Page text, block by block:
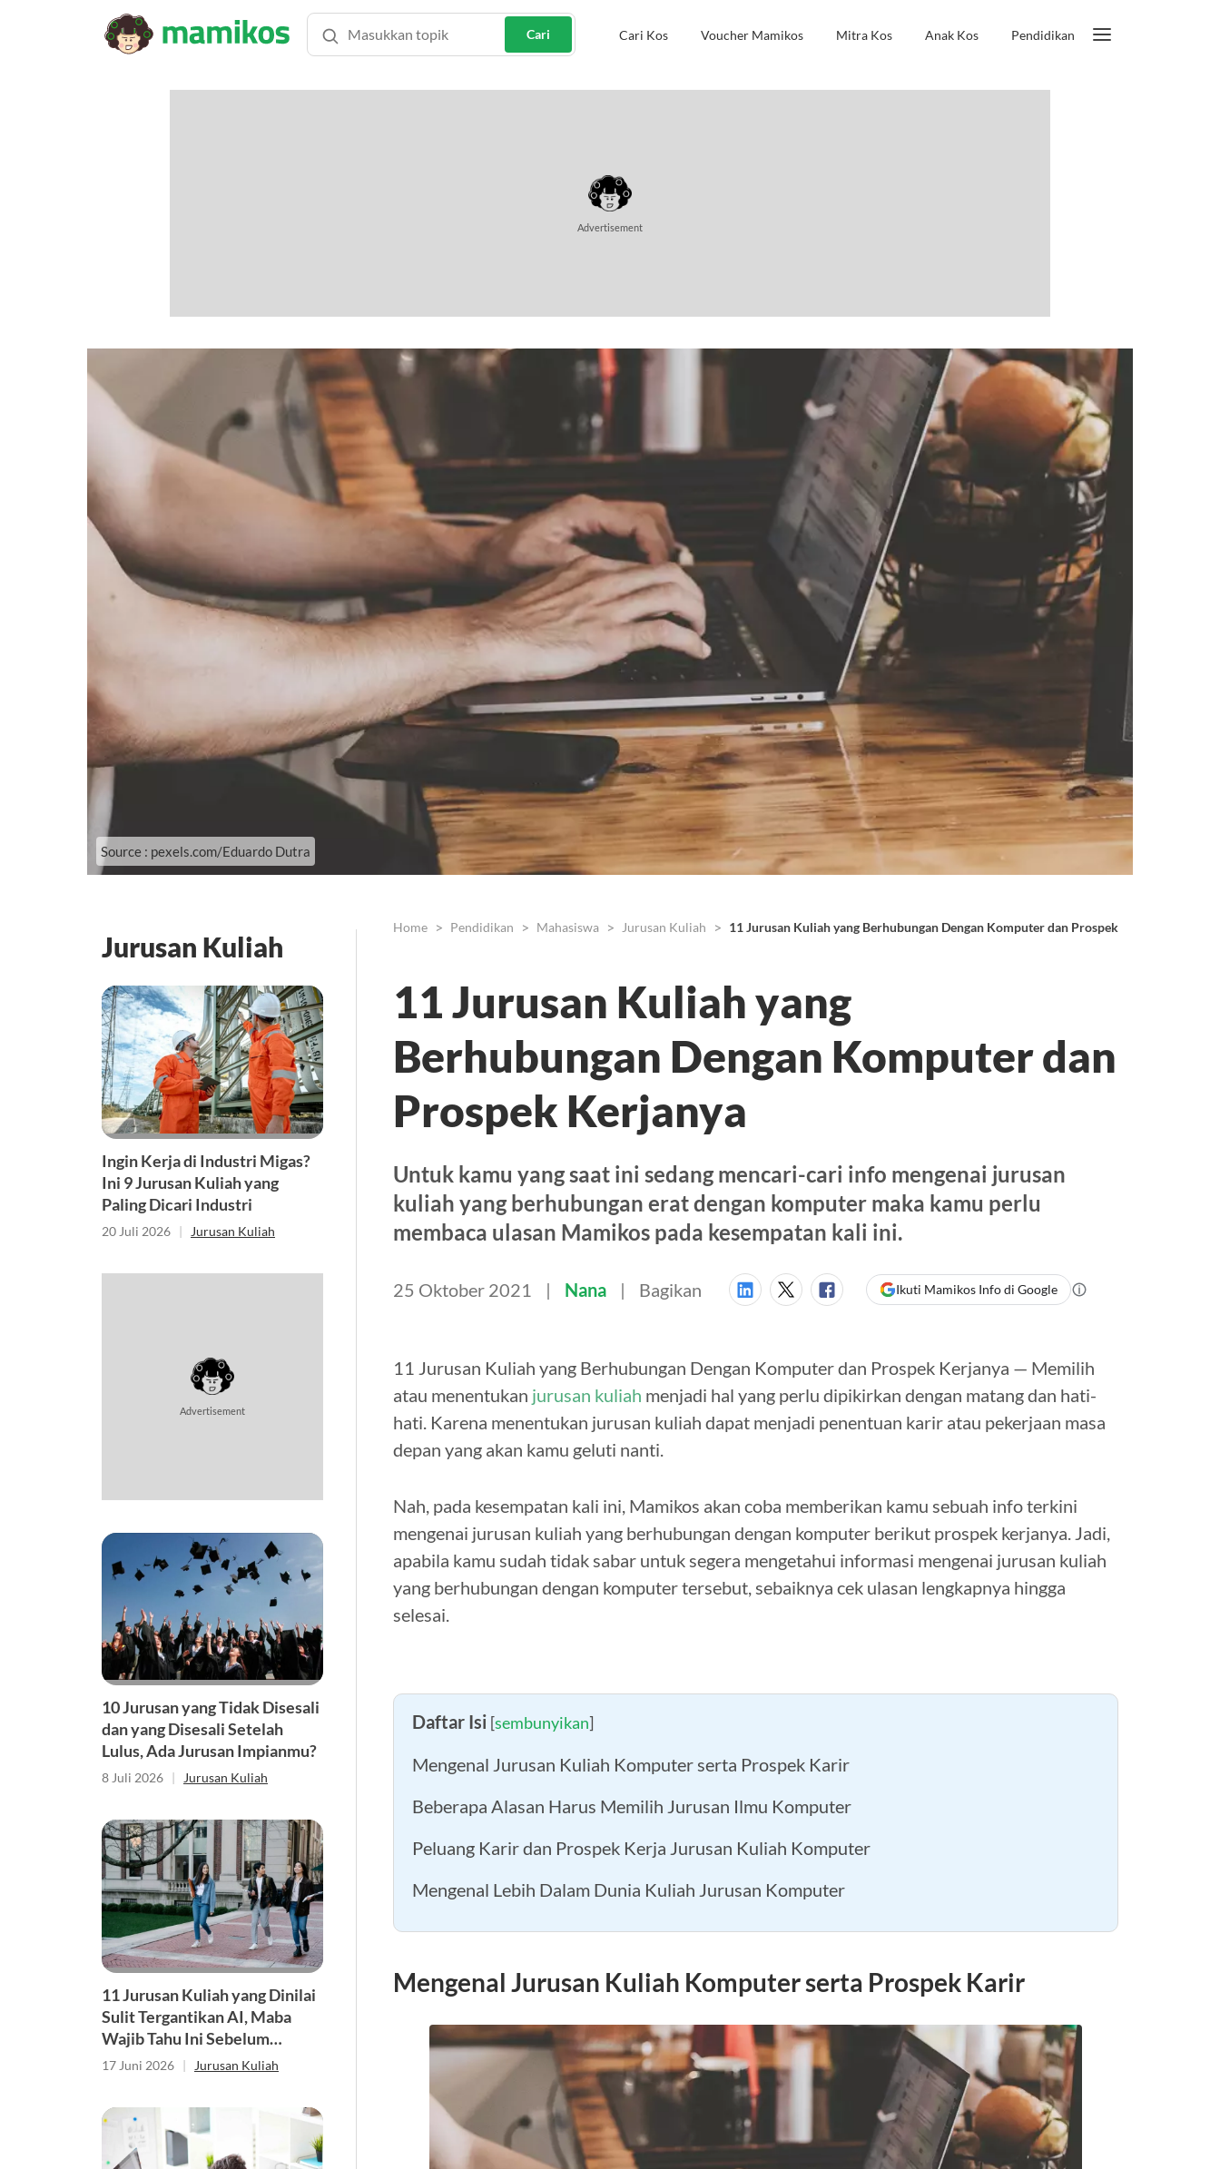
Cari Cari Kos Voucher Mamikos Mitra Kos Anak Kos Pendidikan
Advertisement
Source : pexels.com/Eduardo Dutra
Jurusan Kuliah
Ingin Kerja di Industri Migas?
Ini 9 Jurusan Kuliah yang
Paling Dicari Industri
20 Juli 2026 | Jurusan Kuliah
Advertisement
10 Jurusan yang Tidak Disesali
dan yang Disesali Setelah
Lulus, Ada Jurusan Impianmu?
8 Juli 2026 | Jurusan Kuliah
11 Jurusan Kuliah yang Dinilai
Sulit Tergantikan AI, Maba
Wajib Tahu Ini Sebelum
Memilih Jurusan
17 Juni 2026 | Jurusan Kuliah
Home Pendidikan Mahasiswa Jurusan Kuliah 11 Jurusan Kuliah yang Berhubungan Dengan Komputer dan Prospek Kerjanya
11 Jurusan Kuliah yang
Berhubungan Dengan Komputer dan
Prospek Kerjanya
Untuk kamu yang saat ini sedang mencari-cari info mengenai jurusan
kuliah yang berhubungan erat dengan komputer maka kamu perlu
membaca ulasan Mamikos pada kesempatan kali ini.
25 Oktober 2021 Nana Bagikan Ikuti Mamikos Info di Google
11 Jurusan Kuliah yang Berhubungan Dengan Komputer dan Prospek Kerjanya — Memilih
atau menentukan jurusan kuliah menjadi hal yang perlu dipikirkan dengan matang dan hati-
hati. Karena menentukan jurusan kuliah dapat menjadi penentuan karir atau pekerjaan masa
depan yang akan kamu geluti nanti.
Nah, pada kesempatan kali ini, Mamikos akan coba memberikan kamu sebuah info terkini
mengenai jurusan kuliah yang berhubungan dengan komputer berikut prospek kerjanya. Jadi,
apabila kamu sudah tidak sabar untuk segera mengetahui informasi mengenai jurusan kuliah
yang berhubungan dengan komputer tersebut, sebaiknya cek ulasan lengkapnya hingga
selesai.
Daftar Isi [sembunyikan]
Mengenal Jurusan Kuliah Komputer serta Prospek Karir
Beberapa Alasan Harus Memilih Jurusan Ilmu Komputer
Peluang Karir dan Prospek Kerja Jurusan Kuliah Komputer
Mengenal Lebih Dalam Dunia Kuliah Jurusan Komputer
Mengenal Jurusan Kuliah Komputer serta Prospek Karir